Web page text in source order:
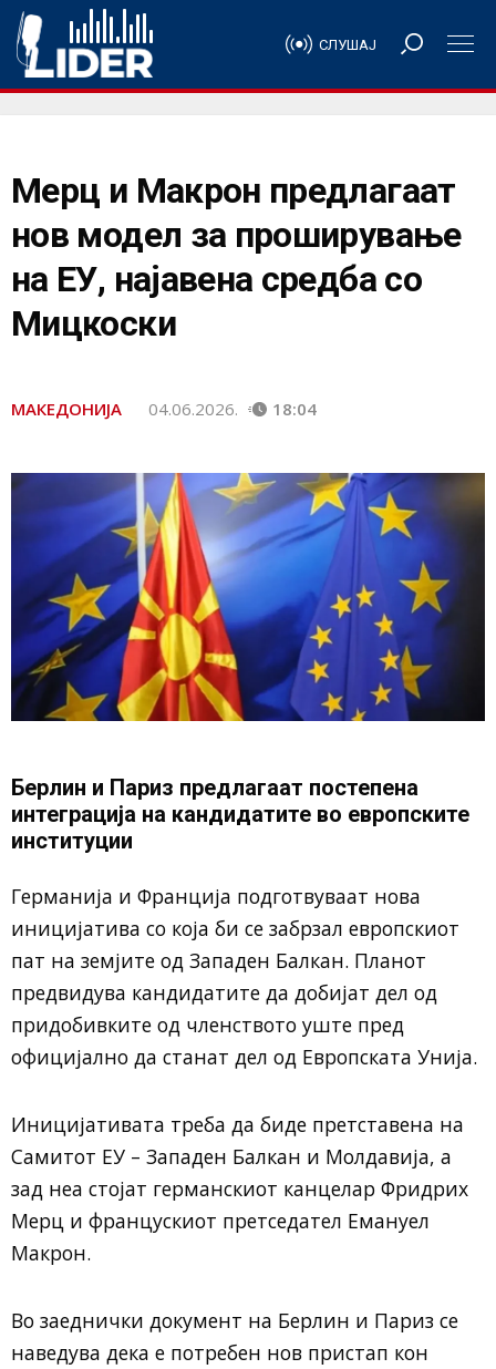
СЛУШАЈ
Мерц и Макрон предлагаат
нов модел за проширување
на ЕУ, најавена средба со
Мицкоски
МАКЕДОНИЈА 04.06.2026. 18:04
Берлин и Париз предлагаат постепена
интеграција на кандидатите во европските
институции
Германија и Франција подготвуваат нова
иницијатива со која би се забрзал европскиот
пат на земјите од Западен Балкан. Планот
предвидува кандидатите да добијат дел од
придобивките од членството уште пред
официјално да станат дел од Европската Унија.
Иницијативата треба да биде претставена на
Самитот ЕУ – Западен Балкан и Молдавија, а
зад неа стојат германскиот канцелар Фридрих
Мерц и францускиот претседател Емануел
Макрон.
Во заеднички документ на Берлин и Париз се
наведува дека е потребен нов пристап кон